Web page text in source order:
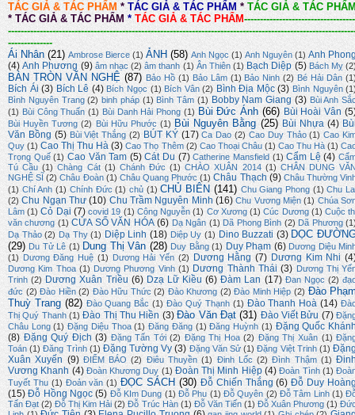
TÁC GIẢ & TÁC PHẨM * TÁC GIẢ & TÁC PHẨM * TÁC GIẢ & TÁC
* TÁC GIẢ & TÁC PHẨM *TÁC GIẢ & TÁC PHẨM-----------------------------------
--------------
Ái Nhân (21) Ambrose Bierce (1) ẢNH (58) Anh Ngọc (1) Anh Nguyên (1) Anh
(4) Anh Phương (9) âm nhạc (2) âm thanh (1) Ân Thiên (1) Bạch Diệp (5) Bách Mỵ
BÀN TRÒN VĂN NGHỆ (87) Bảo Hồ (1) Bảo Lâm (1) Bảo Ninh (2) Bé Hải Dân
Bích Ái (3) Bích Lê (4) Bích Ngọc (1) Bích Vân (2) Bình Địa Mộc (3) Bình Nguyên
Bình Nguyên Trang (2) binh pháp (1) Bình Tâm (1) Bobby Nam Giang (3) Bùi Anh
(1) Bùi Công Thuấn (1) Bùi Danh Hải Phong (1) Bùi Đức Ánh (66) Bùi Hoài Vân
Bùi Huyền Tương (2) Bùi Hữu Phước (1) Bùi Nguyên Bằng (25) Bùi Nhựa (4)
Văn Bồng (5) Bùi Việt Thắng (2) BÚT KÝ (17) Ca Dao (2) Cao Duy Thảo (1) Cao
Quy (1) Cao Thị Thu Hà (3) Cao Thọ Thêm (2) Cao Thoại Châu (1) Cao Thu Hà (1)
Trọng Quế (1) Cao Văn Tam (5) Cát Du (7) Catherine Mansfield (1) Cẩm Lệ (4)
Tú Cầu (1) Chàng Cát (1) Chánh Đức (1) CHÀO XUÂN 2014 (1) CHÂN DUNG
NGHỆ SĨ (2) Châu Đoàn (1) Châu Quang Phước (1) Châu Thạch (9) Châu Thường
(1) Chí Anh (1) Chính Đức (1) chủ (1) CHỦ BIÊN (141) Chu Giang Phong (1) Chu
(2) Chu Ngạn Thư (10) Chu Trầm Nguyên Minh (16) Chu Vương Miện (1) Chúa
Lâm (1) Cỏ Dại (7) covid 19 (1) Công Nguyễn (1) Cơ Xương (1) Cúc Dương (1) Cuộc
văn chương (1) CỬA SỔ VĂN HÓA (6) Dạ Ngân (1) Dã Phong Bình (2) Dã Phương
Dạ Thảo (2) Dạ Thy (1) Diệp Linh (18) Diệp Uy (1) Dino Buzzati (3) DỌC
(29) Du Tử Lê (1) Dung Thị Vân (28) Duy Bằng (1) Duy Phạm (6) Dương Diệu
(1)
Dương Đăng Huệ (1) Dương Hải Yến (2) Dương Hằng (7) Dương Kim Nhi
Dương Kim Thoa (1) Dương Phương Vinh (1) Dương Thành Thái (3) Dương Thị
Trinh (2) Dương Xuân Triều (6) Dzạ Lữ Kiều (6) Đàm Lan (17) Đan Ngọc (2)
đức (2) Đào Hiền (2) Đào Hữu Thức (2) Đào Khương (2) Đào Minh Hiệp (2) Đào
Thuỳ Trang (82) Đào Quang Bắc (1) Đào Quý Thạnh (1) Đào Thanh Hoà (14)
Thị Quý Thanh (1) Đào Thị Thu Hiền (3) Đào Văn Đạt (31) Đào Viết Bửu (7)
Châu Long (1) Đặng Diệu Thoa (1) Đăng Đăng (1) Đăng Huỳnh (1) Đặng Quốc
(8) Đặng Quý Địch (3) Đặng Tấn Tới (2) Đặng Thị Hoa (2) Đặng Thị Xuân (1)
Toán (1) Đăng Trình (1) Đặng Tường Vy (3) Đặng Văn Sử (1) Đặng Việt Trinh (1)
Xuân Xuyến (9) ĐIỂM BÁO (2) Điêu Thuyền (1) Đinh Lốc (2) Đình Thậm (1)
Vương Khanh (4) Đoàn Khương Duy (1) Đoàn Thị Minh Hiệp (4) Đoàn Tình (1)
Tuyết Thu (1) Đoản văn (1) ĐỌC SÁCH (30) Đỗ Chiến Thắng (6) Đỗ Duy
(15) Đỗ Hồng Ngọc (5) Đỗ KIm Dung (1) Đỗ Phu (1) Đỗ Quyên (2) Đỗ Tâm Linh (1)
Tấn Đạt (2) Đỗ Thị Kim Hải (2) Đỗ Trúc Hàn (1) Đỗ Văn Tiến (1) Đỗ Xuân Phương (1)